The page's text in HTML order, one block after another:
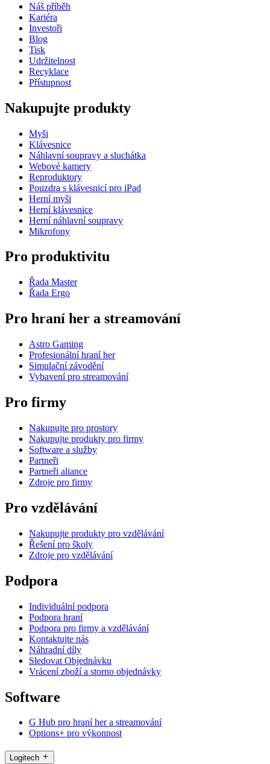
Náš příběh
Kariéra
Investoři
Blog
Tisk
Udržitelnost
Recyklace
Přístupnost
Nakupujte produkty
Myši
Klávesnice
Náhlavní soupravy a sluchátka
Webové kamery
Reproduktory
Pouzdra s klávesnicí pro iPad
Herní myši
Herní klávesnice
Herní náhlavní soupravy
Mikrofony
Pro produktivitu
Řada Master
Řada Ergo
Pro hraní her a streamování
Astro Gaming
Profesionální hraní her
Simulační závodění
Vybavení pro streamování
Pro firmy
Nakupujte pro prostory
Nakupujte produkty pro firmy
Software a služby
Partneři
Partneři aliance
Zdroje pro firmy
Pro vzdělávání
Nakupujte produkty pro vzdělávání
Řešení pro školy
Zdroje pro vzdělávání
Podpora
Individuální podpora
Podpora hraní
Podpora pro firmy a vzdělávání
Kontaktujte nás
Náhradní díly
Sledovat Objednávku
Vrácení zboží a storno objednávky
Software
G Hub pro hraní her a streamování
Options+ pro výkonnost
Logitech